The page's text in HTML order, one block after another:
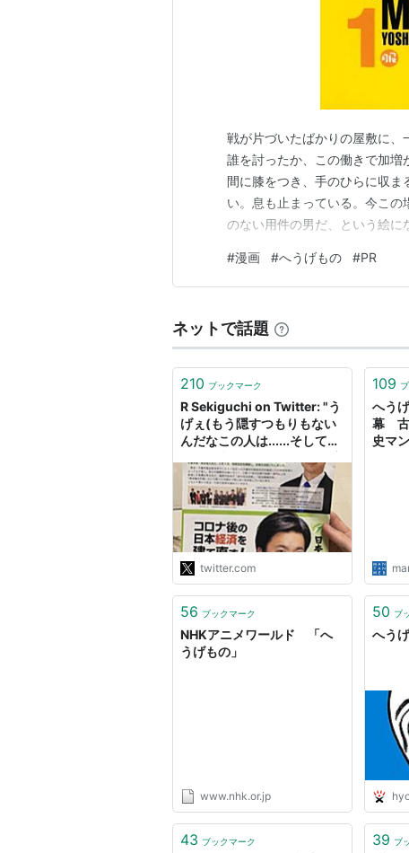
彼にかかわりの深い織田信長、千
おどけた言動をする人・剽軽者(ひ
伏見で開いた茶会で使われた茶碗
2009年 第13回文化庁メディア芸
2010年 第14回手塚治虫文化賞マ
コミックス
ISBN:4063725456
ISBN:9784063725759
ISBN:9784063726251
ISBN:9784063726725
ISBN:9784063727272
ISBN:9784063727746
ISBN:9784063728019
ISBN:9784063728699
ISBN:9784063729191
ISBN:9784063729825
ISBN:9784063870244
ISBN:9784063870756
戦が片づいたばかりの屋敷に
誰を討ったか、この働きで加
間に膝をつき、手のひらに収
い。息も止まっている。今こ
のない用件の男だ、という絵
げたい。加増もされたい。そこ
に見事な器や道具が置かれた
#漫画 #へうげもの #PR
ネットで話題
210 ブックマーク
R Sekiguchi on Twitter: "う
げぇ(もう隠すつもりもない
んだなこの人は......そして次
が高い......)。
https://t.co/1MnOIFarEq"
twitter.com
109
へう
幕 古
史マ
56 ブックマーク
NHKアニメワールド 「へ
うげもの」
www.nhk.or.jp
50 ブ
へう
43 ブックマーク 39 ブ